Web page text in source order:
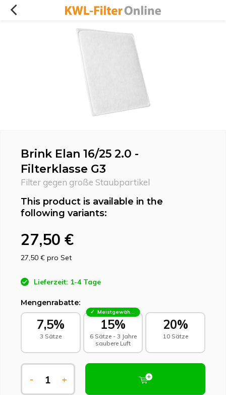
Brink Elan 16/25 2.0 -
Filterklasse G3
Filter gegen große Staubpartikel
This product is available in the
following variants:
27,50 €
27,50 € pro Set
Lieferzeit: 1-4 Tage
Mengenrabatte:
7,5%
3 Sätze
Meistgewählt - Nachhaltige Wahl
15%
6 Sätze - 3 Jahre
saubere Luft
20%
10 Sätze
- +